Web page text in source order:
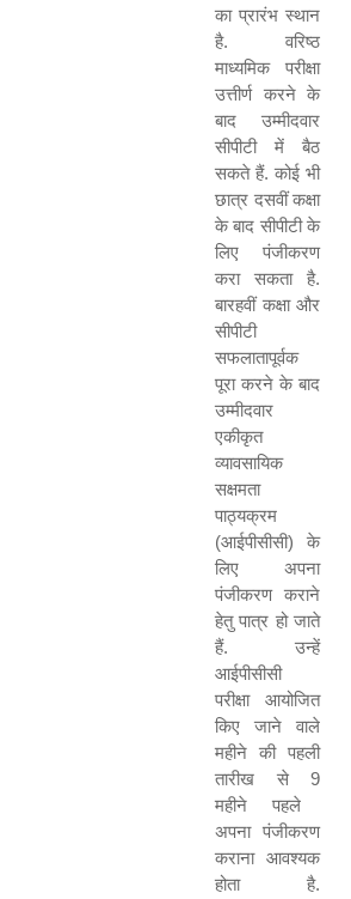
का प्रारंभ स्थान
है. वरिष्ठ
माध्यमिक परीक्षा
उत्तीर्ण करने के
बाद उम्मीदवार
सीपीटी में बैठ
सकते हैं. कोई भी
छात्र दसवीं कक्षा
के बाद सीपीटी के
लिए पंजीकरण
करा सकता है.
बारहवीं कक्षा और
सीपीटी
सफलातापूर्वक
पूरा करने के बाद
उम्मीदवार
एकीकृत
व्यावसायिक
सक्षमता
पाठ्यक्रम
(आईपीसीसी) के
लिए अपना
पंजीकरण कराने
हेतु पात्र हो जाते
हैं. उन्हें
आईपीसीसी
परीक्षा आयोजित
किए जाने वाले
महीने की पहली
तारीख से 9
महीने पहले
अपना पंजीकरण
कराना आवश्यक
होता है.